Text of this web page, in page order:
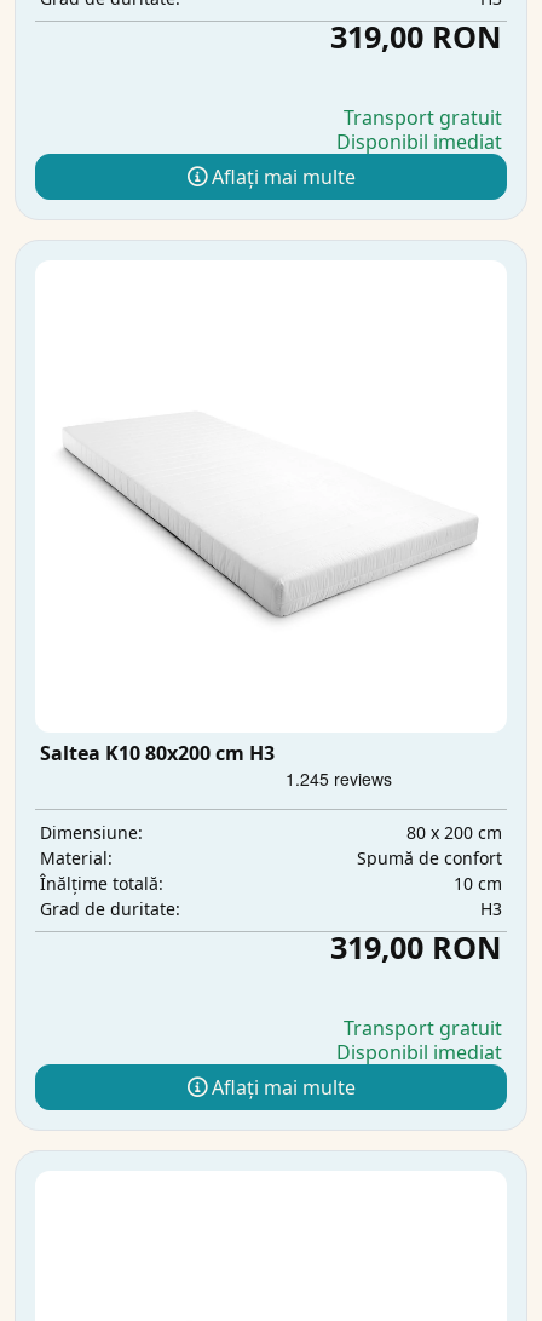
319,00 RON
Transport gratuit
Disponibil imediat
Aflați mai multe
Saltea K10 80x200 cm H3
Dimensiune:
80 x 200 cm
Material:
Spumă de confort
Înălțime totală:
10 cm
Grad de duritate:
H3
319,00 RON
Transport gratuit
Disponibil imediat
Aflați mai multe